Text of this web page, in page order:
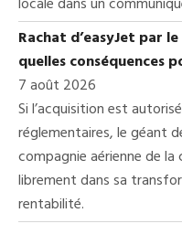
locale dans un
Rachat d’easyJet par
quelles conséquences
7 août 2026
Si l’acquisition est
réglementaires, le géant
compagnie aérienne de
librement dans sa
rentabilité.